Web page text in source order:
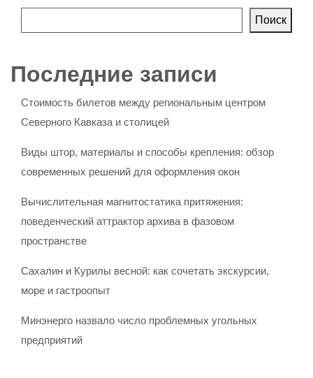
Поиск
Последние записи
Стоимость билетов между региональным центром
Северного Кавказа и столицей
Виды штор, материалы и способы крепления: обзор
современных решений для оформления окон
Вычислительная магнитостатика притяжения:
поведенческий аттрактор архива в фазовом
пространстве
Сахалин и Курилы весной: как сочетать экскурсии,
море и гастроопыт
Минэнерго назвало число проблемных угольных
предприятий